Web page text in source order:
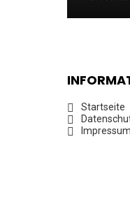
Startseite
Impressum